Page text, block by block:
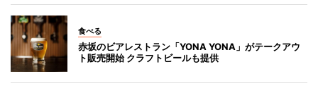
食べる
赤坂のビアレストラン「YONA YONA」がテークアウ
ト販売開始 クラフトビールも提供